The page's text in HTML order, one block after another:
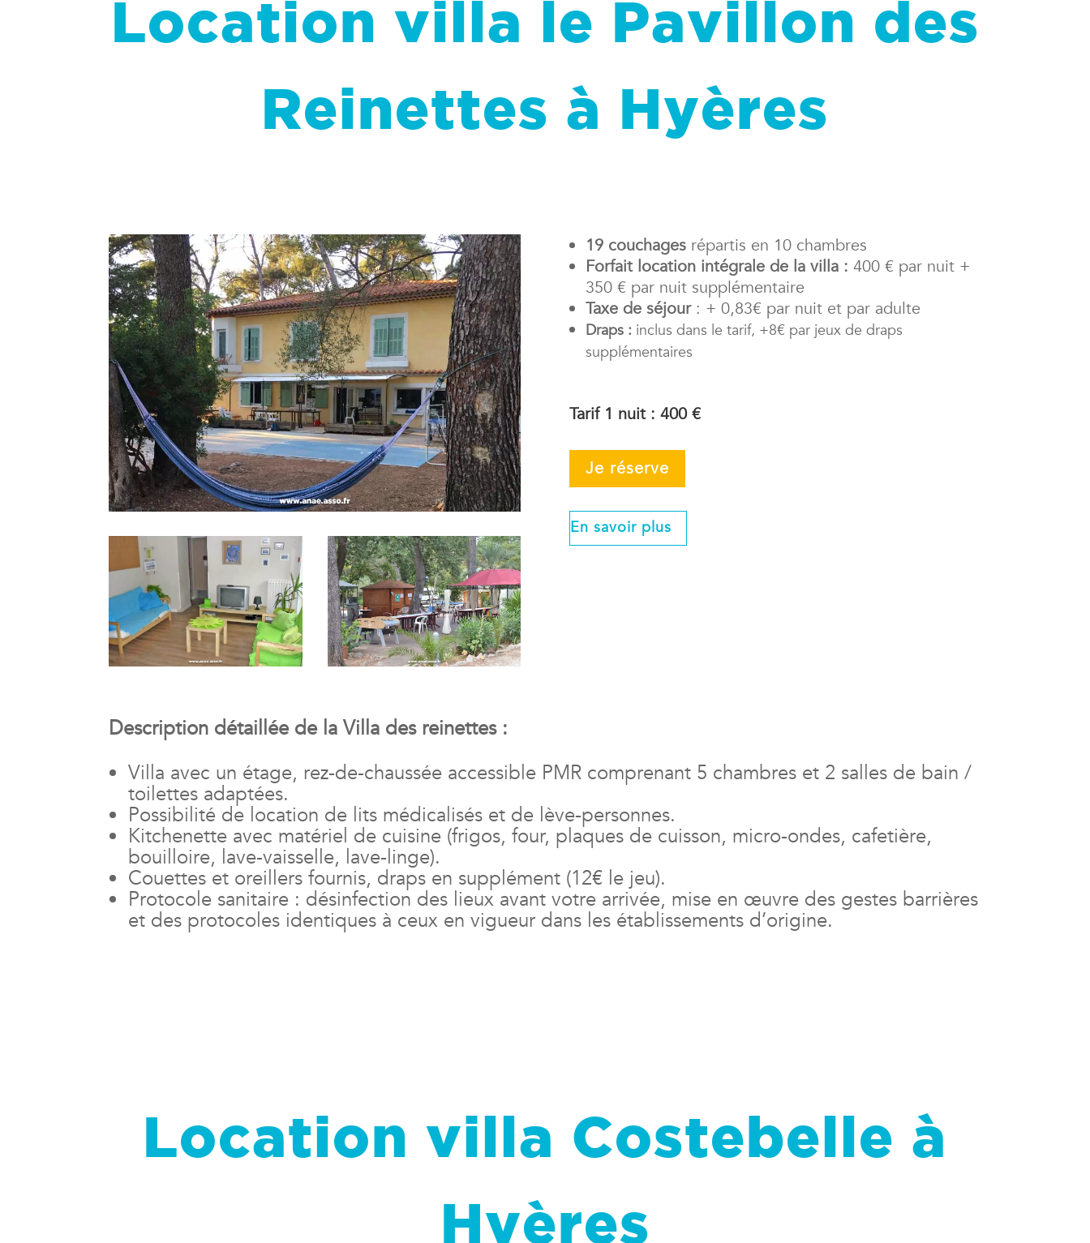
Location villa le Pavillon des
Reinettes à Hyères
19 couchagesrépartis en 10 chambres
Forfait location intégrale de la villa : 400 € par nuit +
350 € par nuit supplémentaire
Taxe de séjour: + 0,83€ par nuit et par adulte
Draps :inclus dans le tarif, +8€ par jeux de draps
supplémentaires
Tarif 1 nuit : 400 €
Je réserve
En savoir plus
Description détaillée de la Villa des reinettes :
Villa avec un étage, rez-de-chaussée accessible PMR comprenant 5 chambres et 2 salles de bain /
toilettes adaptées.
Possibilité de location de lits médicalisés et de lève-personnes.
Kitchenette avec matériel de cuisine (frigos, four, plaques de cuisson, micro-ondes, cafetière,
bouilloire, lave-vaisselle, lave-linge).
Couettes et oreillers fournis, draps en supplément (12€ le jeu).
Protocole sanitaire : désinfection des lieux avant votre arrivée, mise en œuvre des gestes barrières
et des protocoles identiques à ceux en vigueur dans les établissements d’origine.
Location villa Costebelle à
Hyères